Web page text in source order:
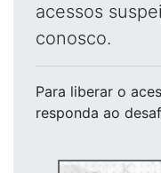
acessos
conosco.
Para liberar o
responda ao